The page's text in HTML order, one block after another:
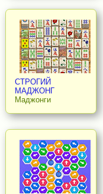
СТРОГИЙ
МАДЖОНГ
Маджонги